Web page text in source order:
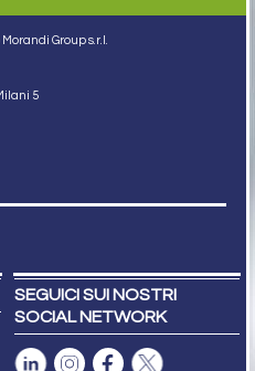
Group s.r.l.
5
SEGUICI SUI NOSTRI
SOCIAL NETWORK